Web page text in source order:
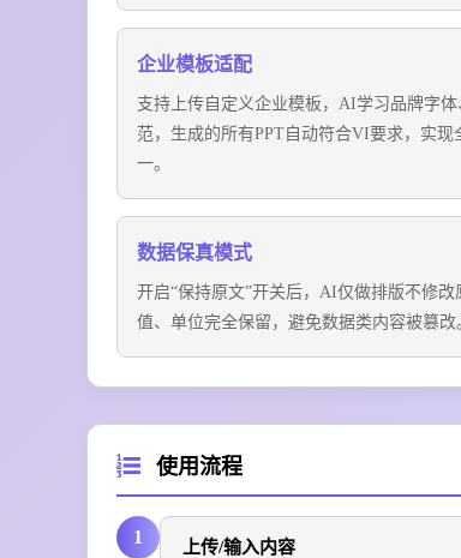
企业模板适配
支持上传自定义企业模板，AI学习品牌字体
范，生成的所有PPT自动符合VI要求，实现
一。
数据保真模式
开启“保持原文”开关后，AI仅做排版不修
值、单位完全保留，避免数据类内容被篡改
使用流程
1 上传/输入内容